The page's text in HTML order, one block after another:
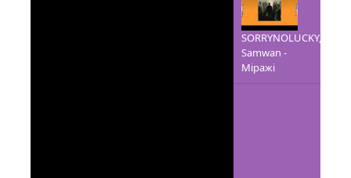
SORRYNOLUCKY,
Samwan -
Міражі